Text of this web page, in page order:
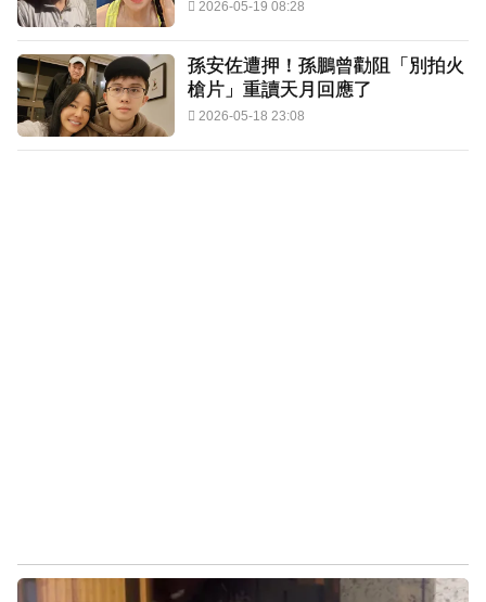
2026-05-19 08:28
孫安佐遭押！孫鵬曾勸阻「別拍火
槍片」重讀天月回應了
2026-05-18 23:08